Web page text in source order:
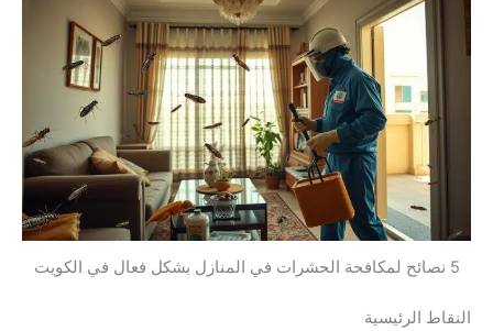
5 نصائح لمكافحة الحشرات في المنازل بشكل فعال في الكويت
النقاط الرئيسية